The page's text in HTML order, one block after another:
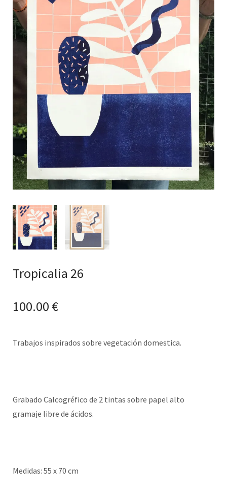
Tropicalia 26
100.00 €
Trabajos inspirados sobre vegetación domestica.
Grabado Calcogréfico de 2 tintas sobre papel alto
gramaje libre de ácidos.
Medidas: 55 x 70 cm